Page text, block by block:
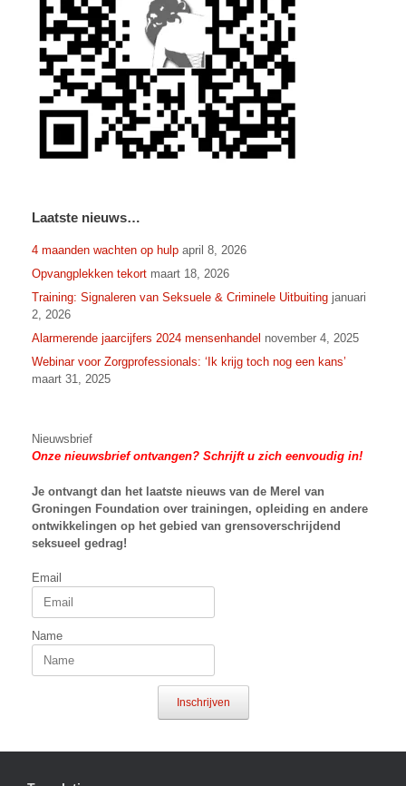
Laatste nieuws…
4 maanden wachten op hulp april 8, 2026
Opvangplekken tekort maart 18, 2026
Training: Signaleren van Seksuele & Criminele Uitbuiting januari
2, 2026
Alarmerende jaarcijfers 2024 mensenhandel november 4, 2025
Webinar voor Zorgprofessionals: ‘Ik krijg toch nog een kans’
maart 31, 2025
Nieuwsbrief
Onze nieuwsbrief ontvangen? Schrijft u zich eenvoudig in!
Je ontvangt dan het laatste nieuws van de Merel van
Groningen Foundation over trainingen, opleiding en andere
ontwikkelingen op het gebied van grensoverschrijdend
seksueel gedrag!
Email
Name
Inschrijven